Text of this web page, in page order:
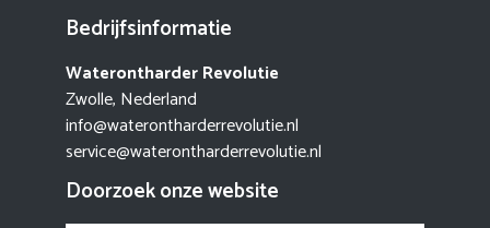
Bedrijfsinformatie
Waterontharder Revolutie
Zwolle, Nederland
info@waterontharderrevolutie.nl
service@waterontharderrevolutie.nl
Doorzoek onze website